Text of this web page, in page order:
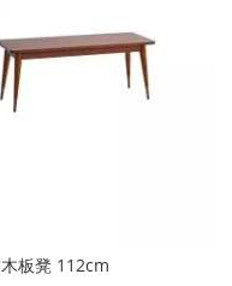
板凳 112cm